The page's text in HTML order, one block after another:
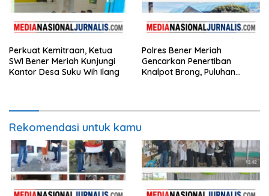
Perkuat Kemitraan, Ketua
SWI Bener Meriah Kunjungi
Kantor Desa Suku Wih Ilang
Polres Bener Meriah
Gencarkan Penertiban
Knalpot Brong, Puluhan
Rekomendasi untuk kamu